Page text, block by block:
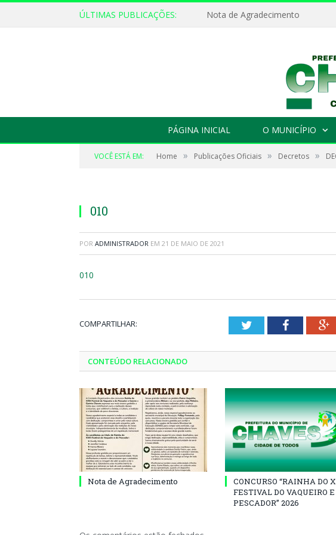
ÚLTIMAS PUBLICAÇÕES: Nota de Agradecimento
PÁGINA INICIAL O MUNICÍPIO
VOCÊ ESTÁ EM: Home » Publicações Oficiais » Decretos »
010
POR ADMINISTRADOR EM 21 DE MAIO DE 2021
010
COMPARTILHAR: TwitterFacebook
CONTEÚDO RELACIONADO
Nota de Agradecimento
CONCURSO “RAINHA DO
FESTIVAL DO VAQUEIRO E
PESCADOR” 2026